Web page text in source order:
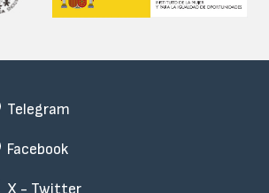
Telegram
Facebook
X - Twitter